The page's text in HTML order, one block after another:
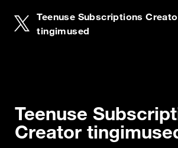
Teenuse Subscriptions
Teenuse Subscriptions
tingimused
Laadige alla teenuse
Teenuse
Creator
Deutsch